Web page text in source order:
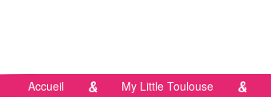
Accueil My Little Toulouse